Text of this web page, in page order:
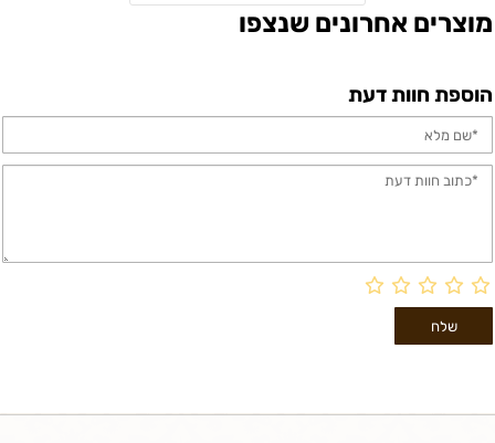
מוצרים אחרונים שנצפו
הוספת חוות דעת